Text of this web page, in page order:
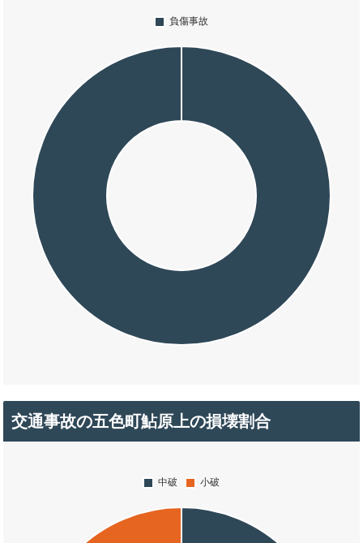
交通事故の五色町鮎原上の損壊割合